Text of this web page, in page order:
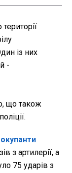
із них
-
що також
окупанти
з артилерії, а
75 ударів з